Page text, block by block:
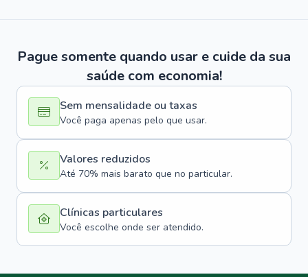
Pague somente quando usar e cuide da sua
saúde com economia!
Sem mensalidade ou taxas
Você paga apenas pelo que usar.
Valores reduzidos
Até 70% mais barato que no particular.
Clínicas particulares
Você escolhe onde ser atendido.